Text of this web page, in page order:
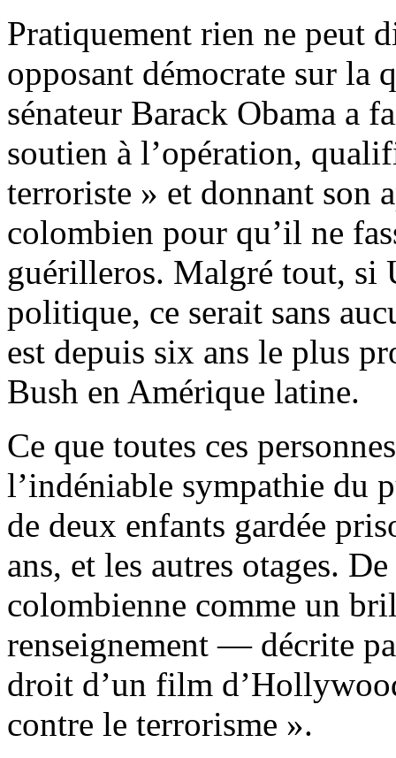
Pratiquement rien ne peut
opposant démocrate sur la
sénateur Barack Obama a
soutien à l’opération,
terroriste » et donnant son
colombien pour qu’il ne
guérilleros. Malgré tout, si
politique, ce serait sans
est depuis six ans le plus
Bush en Amérique latine.
Ce que toutes ces
l’indéniable sympathie du
de deux enfants gardée
ans, et les autres otages.
colombienne comme un
renseignement — décrite
droit d’un film
contre le terrorisme ».